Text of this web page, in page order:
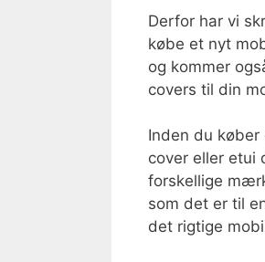
Derfor har vi
købe et nyt
og kommer
covers til din
Inden du
cover eller etui
forskellige
som det er til
det rigtige